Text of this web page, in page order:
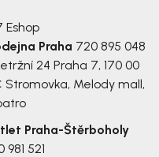
Eshop
Praha 720 895 048
24 Praha 7, 170 00
Stromovka, Melody mall,
Praha-Štěrboholy
981 521